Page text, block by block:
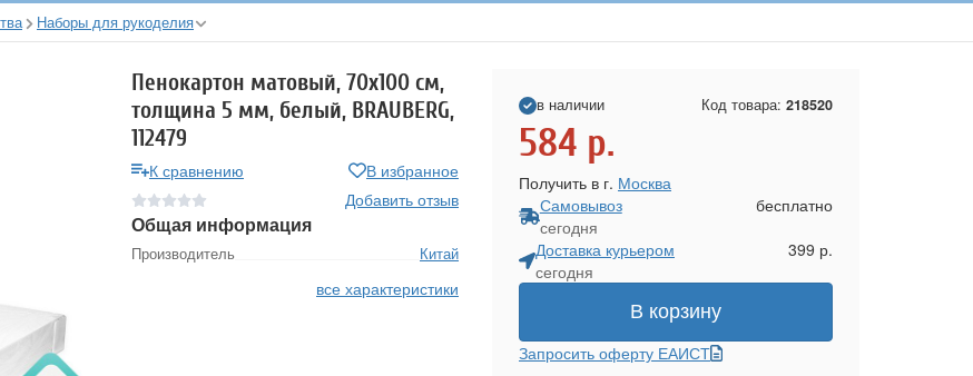
Наборы для рукоделия
Пенокартон матовый, 70х100 см,
толщина 5 мм, белый, BRAUBERG,
112479
К сравнению
В избранное
Добавить отзыв
Общая информация
Производитель Китай
все характеристики
в наличии Код товара: 218520
584 р.
Получить в г. Москва
Самовывоз
сегодня
бесплатно
Доставка курьером
сегодня
399 р.
В корзину
Запросить оферту ЕАИСТ